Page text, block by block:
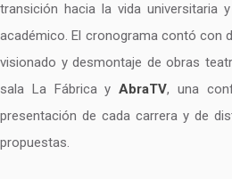
transición hacia la vida universitaria
académico. El cronograma contó con
visionado y desmontaje de obras
sala La Fábrica yAbraTV, una
presentación de cada carrera y de
propuestas.